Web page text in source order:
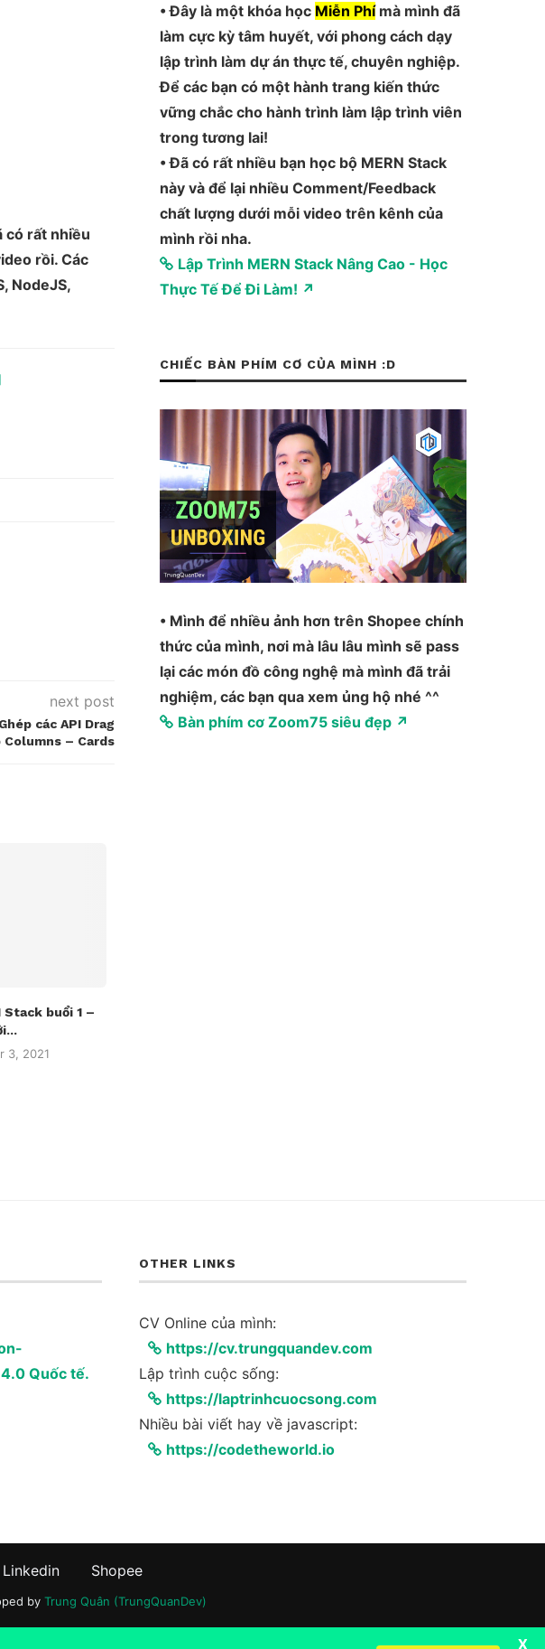
có rất nhiều
rồi. Các
NodeJS,
next post
các API Drag
Columns – Cards
Stack buổi 1 –
3, 2021
• Đây là một khóa học Miễn Phímà mình đã
làm cực kỳ tâm huyết, với phong cách dạy
lập trình làm dự án thực tế, chuyên nghiệp.
Để các bạn có một hành trang kiến thức
vững chắc cho hành trình làm lập trình viên
trong tương lai!
• Đã có rất nhiều bạn học bộ MERN Stack
này và để lại nhiều Comment/Feedback
chất lượng dưới mỗi video trên kênh của
mình rồi nha.
Lập Trình MERN Stack Nâng Cao - Học
Thực Tế Để Đi Làm! ↗
CHIẾC BÀN PHÍM CƠ CỦA MÌNH :D
• Mình để nhiều ảnh hơn trên Shopee chính
thức của mình, nơi mà lâu lâu mình sẽ pass
lại các món đồ công nghệ mà mình đã trải
nghiệm, các bạn qua xem ủng hộ nhé ^^
Bàn phím cơ Zoom75 siêu đẹp ↗
Quốc tế.
OTHER LINKS
CV Online của mình:
https://cv.trungquandev.com
Lập trình cuộc sống:
https://laptrinhcuocsong.com
Nhiều bài viết hay về javascript:
https://codetheworld.io
Linkedin Shopee
by Trung Quân (TrungQuanDev)
X